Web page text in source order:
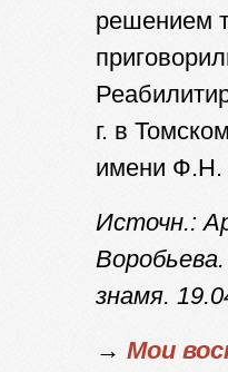
решением
г. в
имени
Источн.:
знамя.
→ Мои